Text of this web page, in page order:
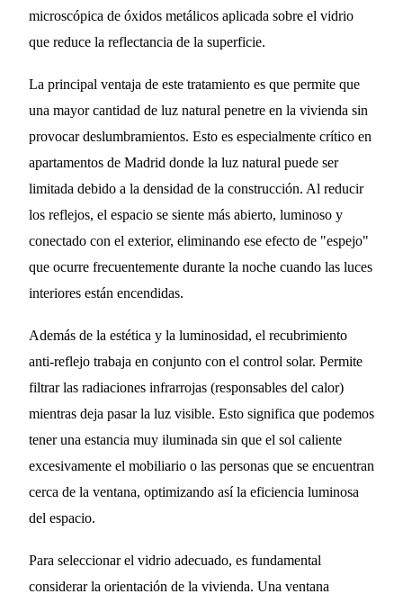
microscópica de óxidos metálicos aplicada sobre el vidrio
que reduce la reflectancia de la superficie.
La principal ventaja de este tratamiento es que permite que
una mayor cantidad de luz natural penetre en la vivienda sin
provocar deslumbramientos. Esto es especialmente crítico en
apartamentos de Madrid donde la luz natural puede ser
limitada debido a la densidad de la construcción. Al reducir
los reflejos, el espacio se siente más abierto, luminoso y
conectado con el exterior, eliminando ese efecto de "espejo"
que ocurre frecuentemente durante la noche cuando las luces
interiores están encendidas.
Además de la estética y la luminosidad, el recubrimiento
anti-reflejo trabaja en conjunto con el control solar. Permite
filtrar las radiaciones infrarrojas (responsables del calor)
mientras deja pasar la luz visible. Esto significa que podemos
tener una estancia muy iluminada sin que el sol caliente
excesivamente el mobiliario o las personas que se encuentran
cerca de la ventana, optimizando así la eficiencia luminosa
del espacio.
Para seleccionar el vidrio adecuado, es fundamental
considerar la orientación de la vivienda. Una ventana